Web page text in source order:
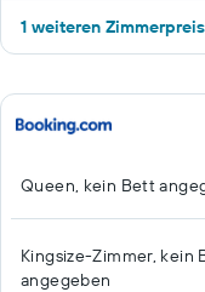
1 weiteren
Queen, kein Bett
Kingsize-Zimmer, kein
angegeben